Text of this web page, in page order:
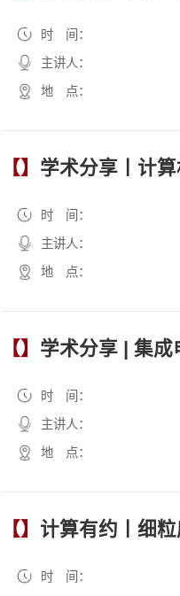
时 间：
主讲人：
地 点：
【】 学术分享丨计
时 间：
主讲人：
地 点：
【】 学术分享 | 集
时 间：
主讲人：
地 点：
【】 计算有约丨细
时 间：